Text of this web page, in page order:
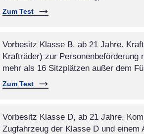
Zum Test
Vorbesitz Klasse B, ab 21 Jahre.
Krafträder) zur Personenbeförderung
mehr als 16 Sitzplätzen außer dem
Zum Test
Vorbesitz Klasse D, ab 21 Jahre.
Zugfahrzeug der Klasse D und einem